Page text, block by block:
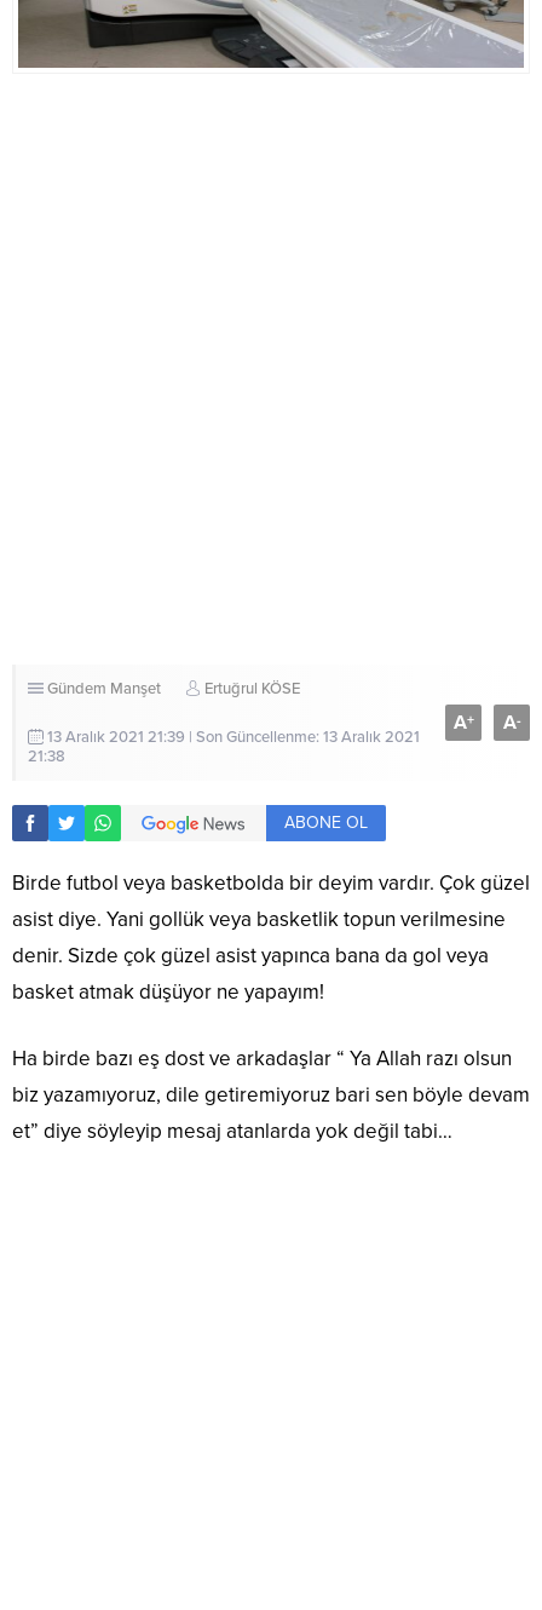
Gündem Manşet Ertuğrul KÖSE
13 Aralık 2021 21:39 | Son Güncellenme: 13 Aralık 2021
21:38
A+ A-
ABONE OL
Birde futbol veya basketbolda bir deyim vardır. Çok güzel
asist diye. Yani gollük veya basketlik topun verilmesine
denir. Sizde çok güzel asist yapınca bana da gol veya
basket atmak düşüyor ne yapayım!
Ha birde bazı eş dost ve arkadaşlar “ Ya Allah razı olsun
biz yazamıyoruz, dile getiremiyoruz bari sen böyle devam
et” diye söyleyip mesaj atanlarda yok değil tabi…